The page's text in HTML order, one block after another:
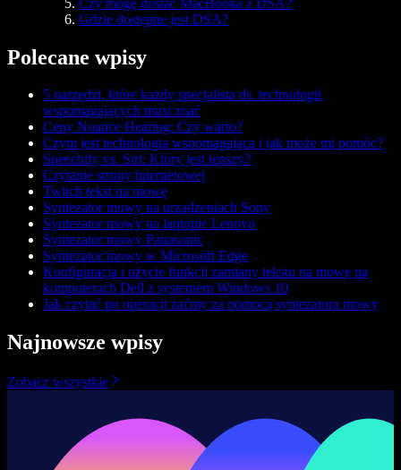
Gdzie dostępne jest DSA?
Polecane wpisy
5 narzędzi, które każdy specjalista ds. technologii
wspomagających musi znać
Ceny Nuance Hearing: Czy warto?
Czym jest technologia wspomagająca i jak może mi pomóc?
Speechify vs. Siri: Który jest lepszy?
Czytanie strony internetowej
Twitch tekst na mowę
Syntezator mowy na urządzeniach Sony
Syntezator mowy na laptopie Lenovo
Syntezator mowy Panasonic
Syntezator mowy w Microsoft Edge
Konfiguracja i użycie funkcji zamiany tekstu na mowę na
komputerach Dell z systemem Windows 10
Jak czytać po operacji zaćmy za pomocą syntezatora mowy
Najnowsze wpisy
Zobacz wszystkie